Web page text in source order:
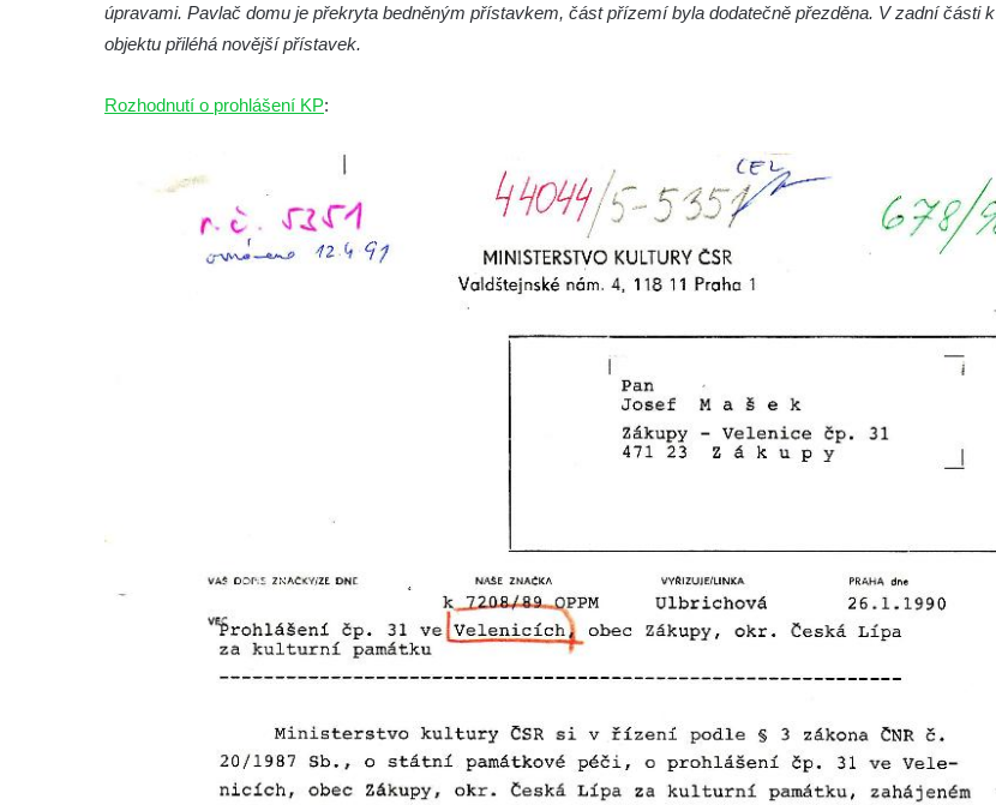
Biskupská rezidence v Českých
Dům čp. 20 ve Velešíně, zvaný U Kantůrků
Fara v Římově
Budova spořitelny čp. 1127/1 a 1127/25 v
Rumburku
Dům čp. 105/10 na Lužickém náměstí v
Dům čp. 103/8 na Lužickém náměstí v
Rumburku
Dům čp. 101/6 na Lužickém náměstí v
Dům čp. 104/9 na Lužickém náměstí v
Rumburku
Dům čp. 102/7 na Lužickém náměstí v
úpravami. Pavlač domu je překryta bedněným přístavkem, část přízemí byla dodatečně přezděna. V zadní části k
objektu přiléhá novější přístavek.
Rozhodnutí o prohlášení KP: